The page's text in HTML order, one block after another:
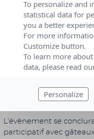
nous impactent
Une chasse aux trésors
balade/promenade,
d’accéder à une
récompense en
A l’issue de la chasse
climatique sur la faune
L’évènement se
participatif avec
To personalize and
statistical data for
you a better
For more
Customize button.
To learn more
data, please read
Personalize